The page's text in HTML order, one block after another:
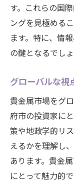
す。これらの国
ングを見極める
ます。特に、情
の鍵となるでしょ
グローバルな視
貴金属市場をグ
府市の投資家に
策や地政学的リ
えるかを理解し
あります。貴金
にとって魅力的